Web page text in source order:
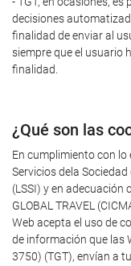
decisiones
finalidad de enviar al
siempre que el usuario
finalidad.
¿Qué son las
En cumplimiento con lo
Servicios dela
(LSSI) y en adecuación
GLOBAL TRAVEL
Web acepta el uso de
de información que las
3750) (TGT), envían a